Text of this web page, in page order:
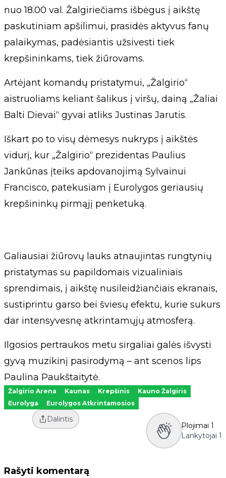
nuo 18.00 val. Žalgiriečiams išbėgus į aikštę
paskutiniam apšilimui, prasidės aktyvus fanų
palaikymas, padėsiantis užsivesti tiek
krepšininkams, tiek žiūrovams.
Artėjant komandų pristatymui, „Žalgirio“
aistruoliams keliant šalikus į viršų, dainą „Žaliai
Balti Dievai“ gyvai atliks Justinas Jarutis.
Iškart po to visų dėmesys nukryps į aikštės
vidurį, kur „Žalgirio“ prezidentas Paulius
Jankūnas įteiks apdovanojimą Sylvainui
Francisco, patekusiam į Eurolygos geriausių
krepšininkų pirmąjį penketuką.
Galiausiai žiūrovų lauks atnaujintas rungtynių
pristatymas su papildomais vizualiniais
sprendimais, į aikštę nusileidžiančiais ekranais,
sustiprintu garso bei šviesų efektu, kurie sukurs
dar intensyvesnę atkrintamųjų atmosferą.
Ilgosios pertraukos metu sirgaliai galės išvysti
gyvą muzikinį pasirodymą – ant scenos lips
Paulina Paukštaitytė.
Žalgirio Arena Kaunas Krepšinis
Kauno Žalgiris
Eurolyga
Eurolygos Atkrintamosios
Dalintis
Plojimai 1
Lankytojai 1
Rašyti komentarą